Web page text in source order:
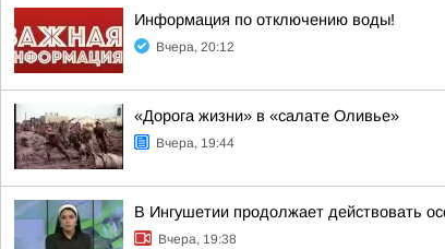
Информация по отключению воды!
Вчера, 20:12
«Дорога жизни» в «салате Оливье»
Вчера, 19:44
В Ингушетии продолжает действовать
Вчера, 19:38